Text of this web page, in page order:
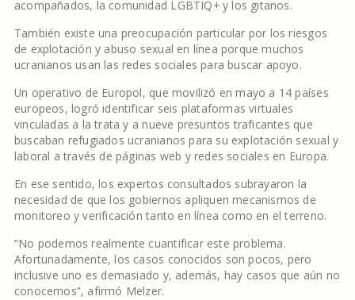
acompañados, la comunidad LGBTIQ+ y los gitanos.
También existe una preocupación particular por los riesgos
de explotación y abuso sexual en línea porque muchos
ucranianos usan las redes sociales para buscar apoyo.
Un operativo de Europol, que movilizó en mayo a 14 países
europeos, logró identificar seis plataformas virtuales
vinculadas a la trata y a nueve presuntos traficantes que
buscaban refugiados ucranianos para su explotación sexual y
laboral a través de páginas web y redes sociales en Europa.
En ese sentido, los expertos consultados subrayaron la
necesidad de que los gobiernos apliquen mecanismos de
monitoreo y verificación tanto en línea como en el terreno.
“No podemos realmente cuantificar este problema.
Afortunadamente, los casos conocidos son pocos, pero
inclusive uno es demasiado y, además, hay casos que aún no
conocemos”, afirmó Melzer.